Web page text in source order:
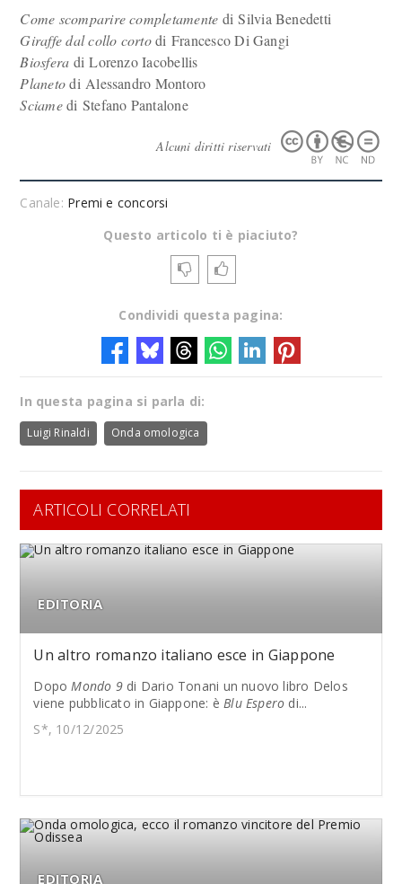
Come scomparire completamente di Silvia Benedetti
Giraffe dal collo cortodi Francesco Di Gangi
Biosfera di Lorenzo Iacobellis
Planetodi Alessandro Montoro
Sciamedi Stefano Pantalone
Alcuni diritti riservati
Canale: Premi e concorsi
Questo articolo ti è piaciuto?
Condividi questa pagina:
In questa pagina si parla di:
Luigi Rinaldi Onda omologica
ARTICOLI CORRELATI
EDITORIA
Un altro romanzo italiano esce in Giappone
DopoMondo 9di Dario Tonani un nuovo libro Delos
viene pubblicato in Giappone: èBlu Espero di...
S*, 10/12/2025
EDITORIA